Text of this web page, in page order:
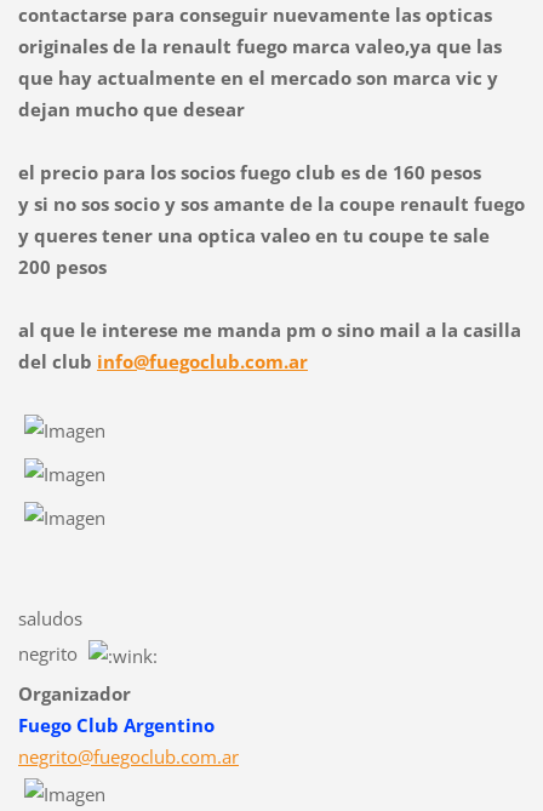
contactarse para conseguir nuevamente las opticas
originales de la renault fuego marca valeo,ya que las
que hay actualmente en el mercado son marca vic y
dejan mucho que desear
el precio para los socios fuego club es de 160 pesos
y si no sos socio y sos amante de la coupe renault fuego
y queres tener una optica valeo en tu coupe te sale
200 pesos
al que le interese me manda pm o sino mail a la casilla
del club info@fuegoclub.com.ar
saludos
negrito
Organizador
Fuego Club Argentino
negrito@fuegoclub.com.ar